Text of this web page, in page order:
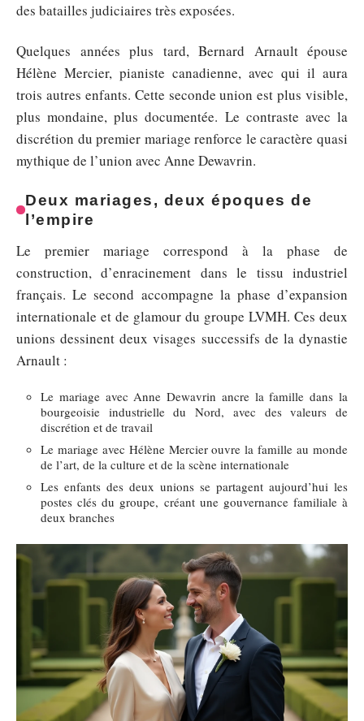
des batailles judiciaires très exposées.
Quelques années plus tard, Bernard Arnault épouse
Hélène Mercier, pianiste canadienne, avec qui il aura
trois autres enfants. Cette seconde union est plus visible,
plus mondaine, plus documentée. Le contraste avec la
discrétion du premier mariage renforce le caractère quasi
mythique de l’union avec Anne Dewavrin.
Deux mariages, deux époques de
l’empire
Le premier mariage correspond à la phase de
construction, d’enracinement dans le tissu industriel
français. Le second accompagne la phase d’expansion
internationale et de glamour du groupe LVMH. Ces deux
unions dessinent deux visages successifs de la dynastie
Arnault :
Le mariage avec Anne Dewavrin ancre la famille dans la
bourgeoisie industrielle du Nord, avec des valeurs de
discrétion et de travail
Le mariage avec Hélène Mercier ouvre la famille au monde
de l’art, de la culture et de la scène internationale
Les enfants des deux unions se partagent aujourd’hui les
postes clés du groupe, créant une gouvernance familiale à
deux branches